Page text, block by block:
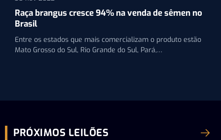
Raça brangus cresce 94% na venda de sêmen no
Brasil
Entre os estados que mais comercializam o produto estão
Mato Grosso do Sul, Rio Grande do Sul, Pará,…
PRÓXIMOS LEILÕES